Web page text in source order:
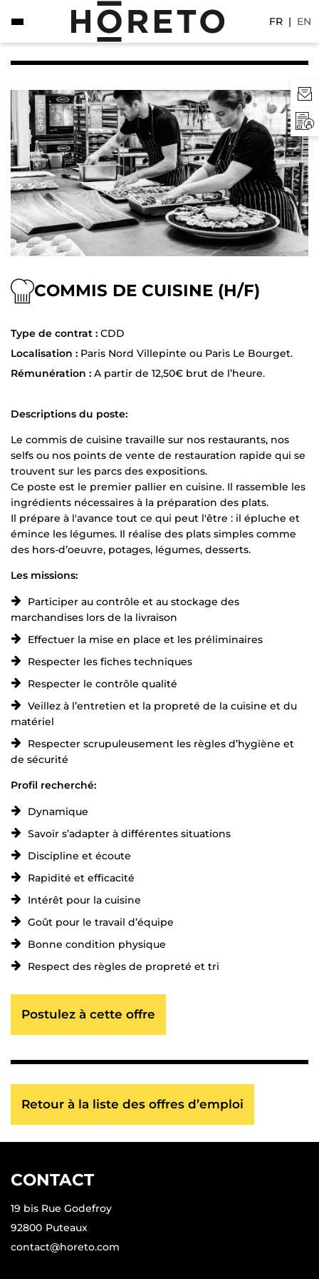
FR | EN
COMMIS DE CUISINE (H/F)
Type de contrat : CDD
Localisation : Paris Nord Villepinte ou Paris Le Bourget.
Rémunération : A partir de 12,50€ brut de l’heure.
Descriptions du poste:
Le commis de cuisine travaille sur nos restaurants, nos
selfs ou nos points de vente de restauration rapide qui se
trouvent sur les parcs des expositions.
Ce poste est le premier pallier en cuisine. Il rassemble les
ingrédients nécessaires à la préparation des plats.
Il prépare à l'avance tout ce qui peut l'être : il épluche et
émince les légumes. Il réalise des plats simples comme
des hors-d’oeuvre, potages, légumes, desserts.
Les missions:
Participer au contrôle et au stockage des
marchandises lors de la livraison
Effectuer la mise en place et les préliminaires
Respecter les fiches techniques
Respecter le contrôle qualité
Veillez à l’entretien et la propreté de la cuisine et du
matériel
Respecter scrupuleusement les règles d’hygiène et
de sécurité
Profil recherché:
Dynamique
Savoir s’adapter à différentes situations
Discipline et écoute
Rapidité et efficacité
Intérêt pour la cuisine
Goût pour le travail d’équipe
Bonne condition physique
Respect des règles de propreté et tri
Postulez à cette offre
Retour à la liste des offres d’emploi
CONTACT
19 bis Rue Godefroy
92800 Puteaux
contact@horeto.com